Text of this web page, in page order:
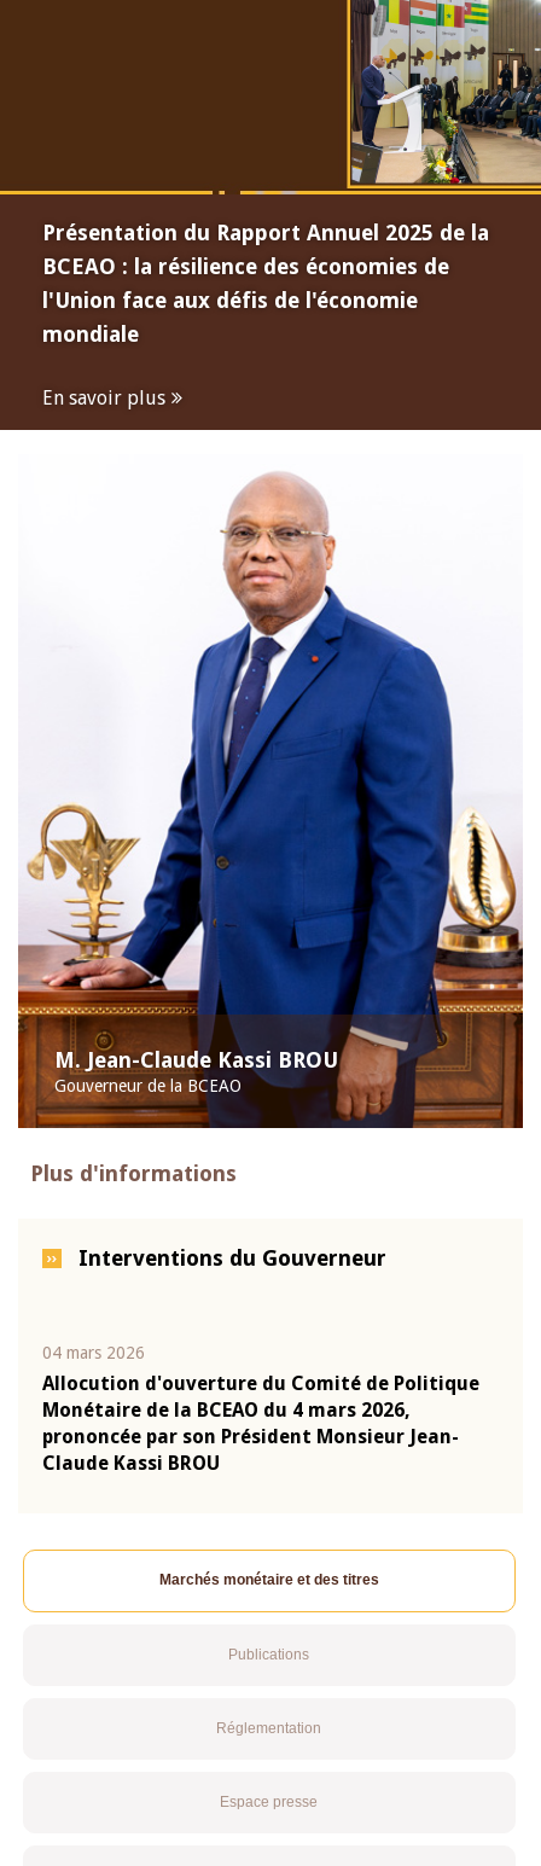
Présentation du Rapport Annuel 2025 de la
BCEAO : la résilience des économies de
l'Union face aux défis de l'économie
mondiale
En savoir plus
M. Jean-Claude Kassi BROU
Gouverneur de la BCEAO
Plus d'informations
Interventions du Gouverneur
04 mars 2026
Allocution d'ouverture du Comité de Politique
Monétaire de la BCEAO du 4 mars 2026,
prononcée par son Président Monsieur Jean-
Claude Kassi BROU
Marchés monétaire et des titres
Publications
Réglementation
Espace presse